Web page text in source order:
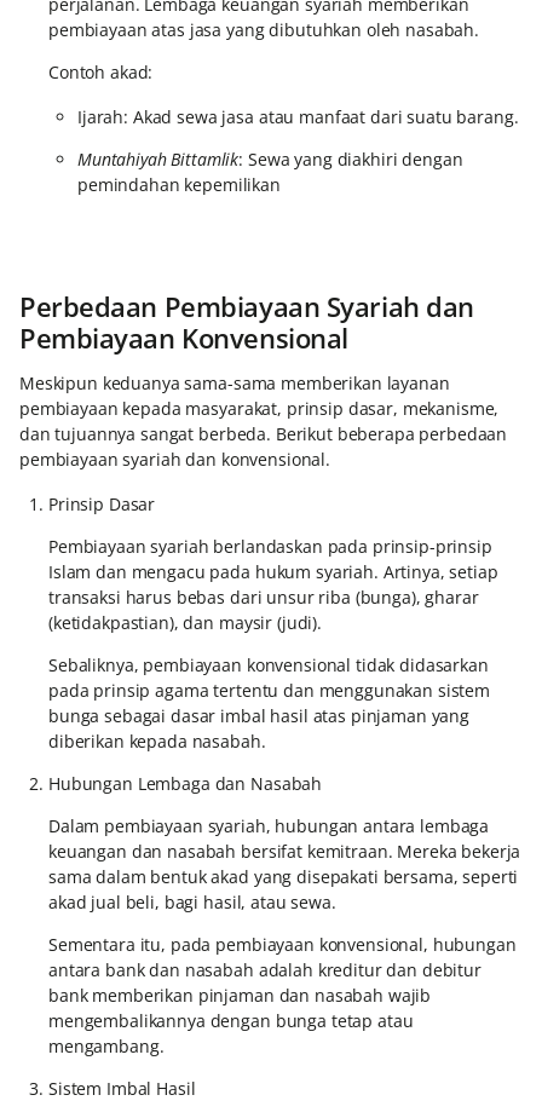
pembiayaan atas jasa yang dibutuhkan oleh nasabah.
Contoh akad:
Ijarah: Akad sewa jasa atau manfaat dari suatu barang.
Muntahiyah Bittamlik: Sewa yang diakhiri dengan
pemindahan kepemilikan
Perbedaan Pembiayaan Syariah dan
Pembiayaan Konvensional
Meskipun keduanya sama-sama memberikan layanan
pembiayaan kepada masyarakat, prinsip dasar, mekanisme,
dan tujuannya sangat berbeda. Berikut beberapa perbedaan
pembiayaan syariah dan konvensional.
Prinsip Dasar
Pembiayaan syariah berlandaskan pada prinsip-prinsip
Islam dan mengacu pada hukum syariah. Artinya, setiap
transaksi harus bebas dari unsur riba (bunga), gharar
(ketidakpastian), dan maysir (judi).
Sebaliknya, pembiayaan konvensional tidak didasarkan
pada prinsip agama tertentu dan menggunakan sistem
bunga sebagai dasar imbal hasil atas pinjaman yang
diberikan kepada nasabah.
Hubungan Lembaga dan Nasabah
Dalam pembiayaan syariah, hubungan antara lembaga
keuangan dan nasabah bersifat kemitraan. Mereka bekerja
sama dalam bentuk akad yang disepakati bersama, seperti
akad jual beli, bagi hasil, atau sewa.
Sementara itu, pada pembiayaan konvensional, hubungan
antara bank dan nasabah adalah kreditur dan debitur
bank memberikan pinjaman dan nasabah wajib
mengembalikannya dengan bunga tetap atau
mengambang.
Sistem Imbal Hasil